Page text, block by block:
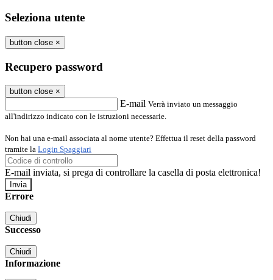
Seleziona utente
button close ×
Recupero password
button close ×
E-mail Verrà inviato un messaggio
all'indirizzo indicato con le istruzioni necessarie.
Non hai una e-mail associata al nome utente? Effettua il reset della password
tramite la Login Spaggiari
E-mail inviata, si prega di controllare la casella di posta elettronica!
Errore
Chiudi
Successo
Chiudi
Informazione